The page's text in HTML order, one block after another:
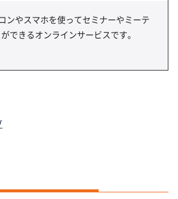
ンやスマホを使ってセミナーやミーテ
できるオンラインサービスです。